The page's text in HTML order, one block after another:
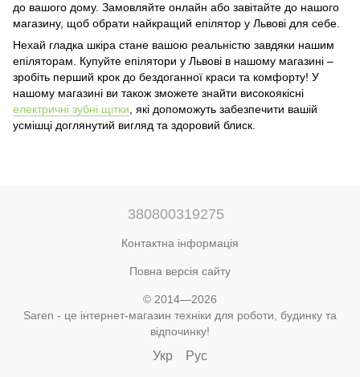
до вашого дому. Замовляйте онлайн або завітайте до нашого
магазину, щоб обрати найкращий епілятор у Львові для себе.
Нехай гладка шкіра стане вашою реальністю завдяки нашим
епіляторам. Купуйте епілятори у Львові в нашому магазині –
зробіть перший крок до бездоганної краси та комфорту! У
нашому магазині ви також зможете знайти високоякісні
електричні зубні щітки, які допоможуть забезпечити вашій
усмішці доглянутий вигляд та здоровий блиск.
380800319275
Контактна інформація
Повна версія сайту
© 2014—2026
Saren - це інтернет-магазин техніки для роботи, будинку та
відпочинку!
Укр Рус